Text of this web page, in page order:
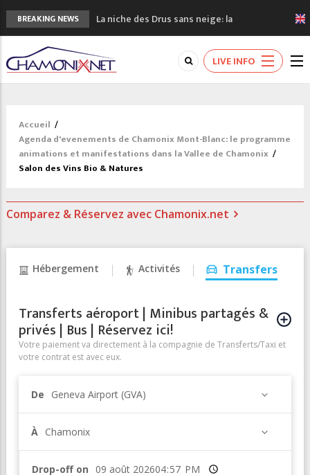
BREAKING NEWS
La niche des Drus sans neige: la
sécheresse en haute montagne
3 bonnes raisons pour visiter le nouveau
Musée du Mont-Blanc
Accidents en montagne: 3 personnes sont
à pied à Chamonix
3eme Chamonix Vallée Classics Festival
LIVE INFO
Accueil /
Agenda d'evenements de Chamonix Mont-Blanc: le programme
animations et manifestations dans la Vallee de Chamonix /
Salon des Vins Bio & Natures
Comparez & Réservez avec Chamonix.net
Hébergement Activités Transfers
Transferts aéroport | Minibus partagés &
privés | Bus | Réservez ici!
Votre paiement va directement à la compagnie de Transferts/Taxi et
votre contrat est avec eux.
De Geneva Airport (GVA)
À Chamonix
Drop-off on Heure